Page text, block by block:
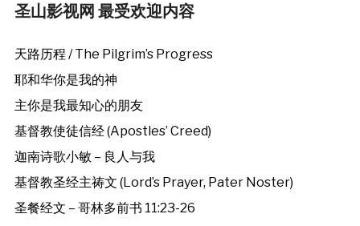
圣山影视网 最受欢迎内容
天路历程 / The Pilgrim’s Progress
耶和华你是我的神
主你是我最知心的朋友
基督教使徒信经 (Apostles’ Creed)
迦南诗歌小敏 – 良人与我
基督教圣经主祷文 (Lord’s Prayer, Pater Noster)
圣餐经文 – 哥林多前书 11:23-26